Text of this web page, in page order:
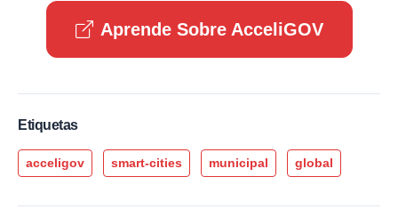
Aprende Sobre AcceliGOV
Etiquetas
acceligov smart-cities municipal global